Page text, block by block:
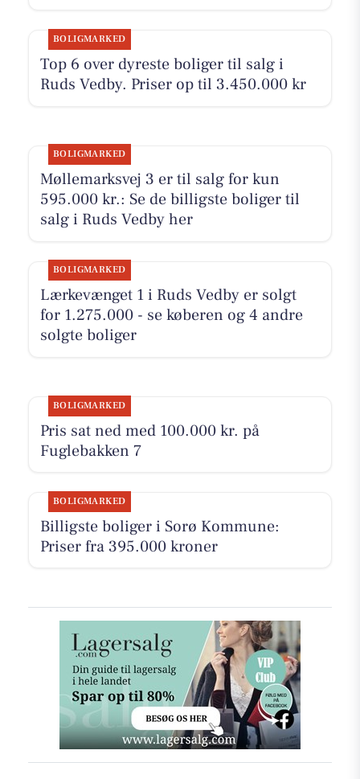
BOLIGMARKED
Top 6 over dyreste boliger til salg i
Ruds Vedby. Priser op til 3.450.000 kr
BOLIGMARKED
Møllemarksvej 3 er til salg for kun
595.000 kr.: Se de billigste boliger til
salg i Ruds Vedby her
BOLIGMARKED
Lærkevænget 1 i Ruds Vedby er solgt
for 1.275.000 - se køberen og 4 andre
solgte boliger
BOLIGMARKED
Pris sat ned med 100.000 kr. på
Fuglebakken 7
BOLIGMARKED
Billigste boliger i Sorø Kommune:
Priser fra 395.000 kroner